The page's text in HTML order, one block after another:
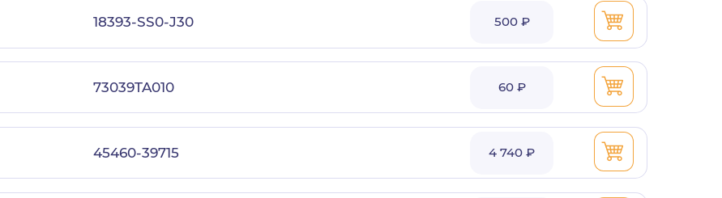
18393-SS0-J30 500 ₽
73039TA010 60 ₽
45460-39715 4 740 ₽